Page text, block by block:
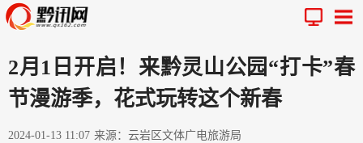
2月1日开启！来黔灵山公园“打卡”春
节漫游季，花式玩转这个新春
2024-01-13 11:07 来源：云岩区文体广电旅游局